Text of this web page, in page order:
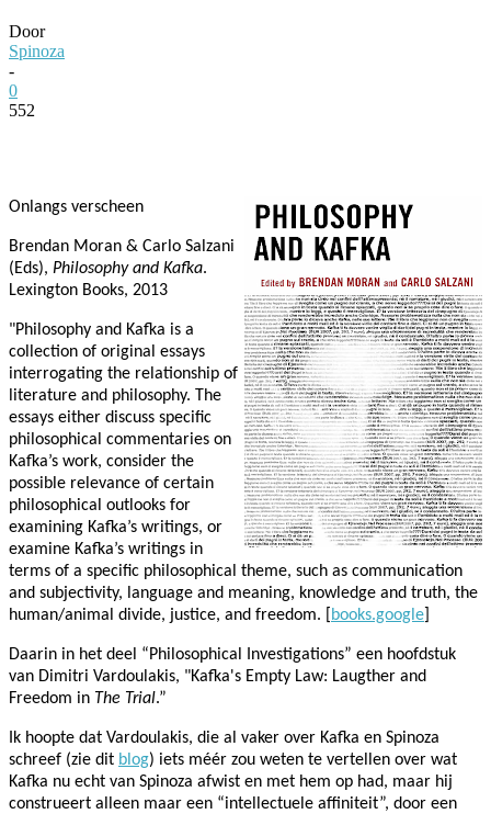
Door
Spinoza
-
0
552
Onlangs verscheen
Brendan Moran & Carlo Salzani
(Eds), Philosophy and Kafka.
Lexington Books, 2013
"Philosophy and Kafka is a
collection of original essays
interrogating the relationship of
literature and philosophy. The
essays either discuss specific
philosophical commentaries on
Kafka’s work, consider the
possible relevance of certain
philosophical outlooks for
examining Kafka’s writings, or
examine Kafka’s writings in
terms of a specific philosophical theme, such as communication
and subjectivity, language and meaning, knowledge and truth, the
human/animal divide, justice, and freedom. [
books.google
Daarin in het deel “Philosophical Investigations” een hoofdstuk
van Dimitri Vardoulakis, "Kafka's Empty Law: Laugther and
Freedom in The Trial.”
Ik hoopte dat Vardoulakis, die al vaker over Kafka en Spinoza
schreef (zie dit blog) iets méér zou weten te vertellen over wat
Kafka nu echt van Spinoza afwist en met hem op had, maar hij
construeert alleen maar een “intellectuele affiniteit”, door een